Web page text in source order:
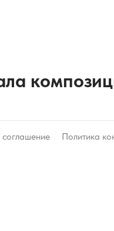
соглашение Политика